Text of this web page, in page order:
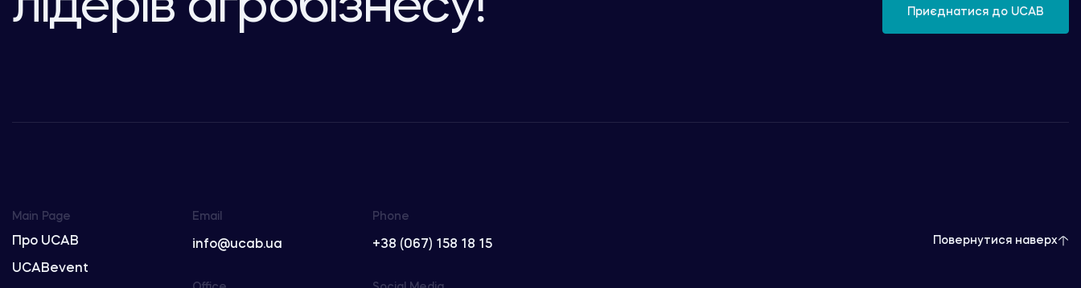
Приєднатися до UCAB
Main Page
Про UCAB
UCABevent
Email
info@ucab.ua
Phone
+38 (067) 158 18 15 Повернутися наверх